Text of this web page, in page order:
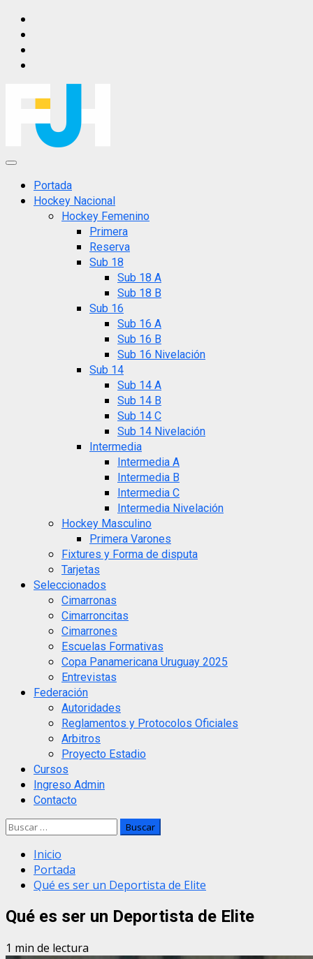
Saltar
contenido
Menú
principalPortada
Hockey Nacional
Hockey Femenino
Primera
Reserva
Sub 18
Sub 18 A
Sub 18 B
Sub 16
Sub 16 A
Sub 16 B
Sub 16 Nivelación
Sub 14
Sub 14 A
Sub 14 B
Sub 14 C
Sub 14 Nivelación
Intermedia
Intermedia A
Intermedia B
Intermedia C
Intermedia Nivelación
Hockey Masculino
Primera Varones
Fixtures y Forma de disputa
Tarjetas
Seleccionados
Cimarronas
Cimarroncitas
Cimarrones
Escuelas Formativas
Copa Panamericana Uruguay 2025
Entrevistas
Federación
Autoridades
Reglamentos y Protocolos Oficiales
Arbitros
Proyecto Estadio
Cursos
Ingreso Admin
Contacto
Buscar:
Inicio
Portada
Qué es ser un Deportista de Elite
Qué es ser un Deportista de Elite
1 min de lectura